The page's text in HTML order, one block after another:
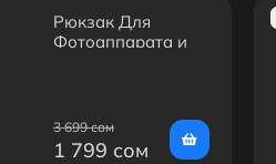
Рюкзак Для
Фотоаппарата и
3 699 сом
1 799 сом